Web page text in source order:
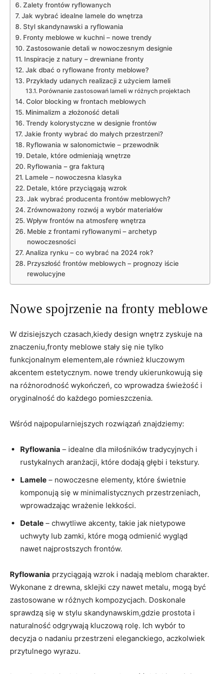
Zalety frontów ryflowanych
Jak wybrać idealne lamele do wnętrza
Styl skandynawski a ryflowania
Fronty meblowe w kuchni – nowe trendy
Zastosowanie detali w nowoczesnym designie
Inspiracje z natury – drewniane fronty
Jak dbać o ryflowane fronty meblowe?
Przykłady udanych realizacji z użyciem lameli
Porównanie zastosowań lameli w różnych projektach
Color blocking w frontach meblowych
Minimalizm a złożoność detali
Trendy kolorystyczne w designie frontów
Jakie fronty wybrać do małych przestrzeni?
Ryflowania w salonomictwie – przewodnik
Detale, które odmieniają wnętrze
Ryflowania – gra fakturą
Lamele – nowoczesna klasyka
Detale, które przyciągają wzrok
Jak wybrać producenta frontów meblowych?
Zrównoważony rozwój a wybór materiałów
Wpływ frontów na atmosferę wnętrza
Meble z frontami ryflowanymi – archetyp
nowoczesności
Analiza rynku – co wybrać na 2024 rok?
Przyszłość frontów meblowych – prognozy iście
rewolucyjne
Nowe spojrzenie na fronty meblowe
W dzisiejszych czasach,kiedy design wnętrz zyskuje na
znaczeniu,fronty meblowe stały się nie tylko
funkcjonalnym elementem,ale również kluczowym
akcentem estetycznym. nowe trendy ukierunkowują się
na różnorodność wykończeń, co wprowadza świeżość i
oryginalność do każdego pomieszczenia.
Wśród najpopularniejszych rozwiązań znajdziemy:
Ryflowania – idealne dla miłośników tradycyjnych i
rustykalnych aranżacji, które dodają głębi i tekstury.
Lamele – nowoczesne elementy, które świetnie
komponują się w minimalistycznych przestrzeniach,
wprowadzając wrażenie lekkości.
Detale – chwytliwe akcenty, takie jak nietypowe
uchwyty lub zamki, które mogą odmienić wygląd
nawet najprostszych frontów.
Ryflowania przyciągają wzrok i nadają meblom charakter.
Wykonane z drewna, sklejki czy nawet metalu, mogą być
zastosowane w różnych kompozycjach. Doskonale
sprawdzą się w stylu skandynawskim,gdzie prostota i
naturalność odgrywają kluczową rolę. Ich wybór to
decyzja o nadaniu przestrzeni eleganckiego, aczkolwiek
przytulnego wyrazu.